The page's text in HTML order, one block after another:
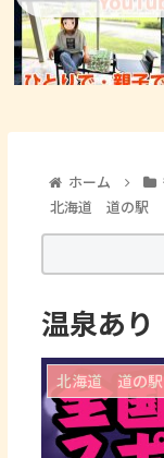
ホーム
北海道 道の駅
温泉あ
北海道 道の駅